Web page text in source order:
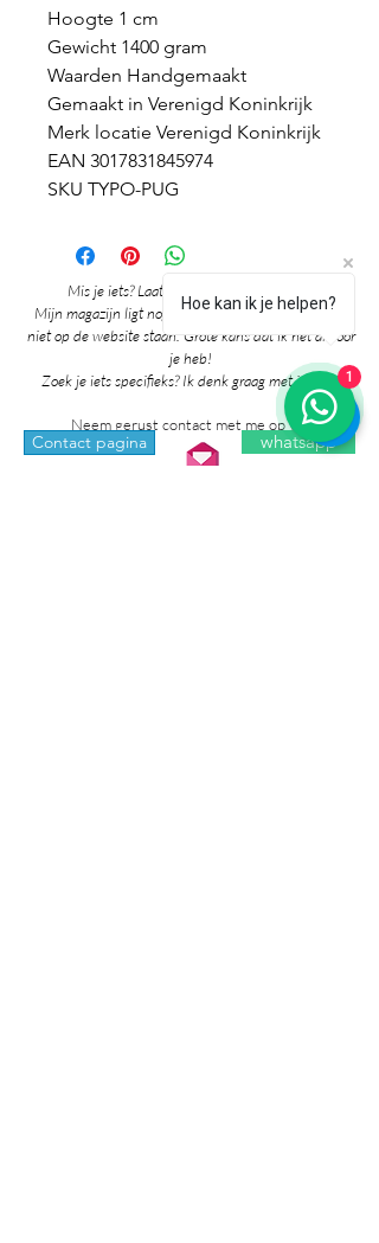
Hoogte 1 cm
Gewicht 1400 gram
Waarden Handgemaakt
Gemaakt in Verenigd Koninkrijk
Merk locatie Verenigd Koninkrijk
EAN 3017831845974
SKU TYPO-PUG
Mis je iets? Laat het me vooral weten! 🎉
Mijn magazijn ligt nog vol mooie producten die nog
niet op de website staan. Grote kans dat ik het al voor
je heb!
Zoek je iets specifieks? Ik denk graag met je mee!
Neem gerust contact met me op via:
Contact pagina whatsapp
Hoe kan ik je helpen?
1